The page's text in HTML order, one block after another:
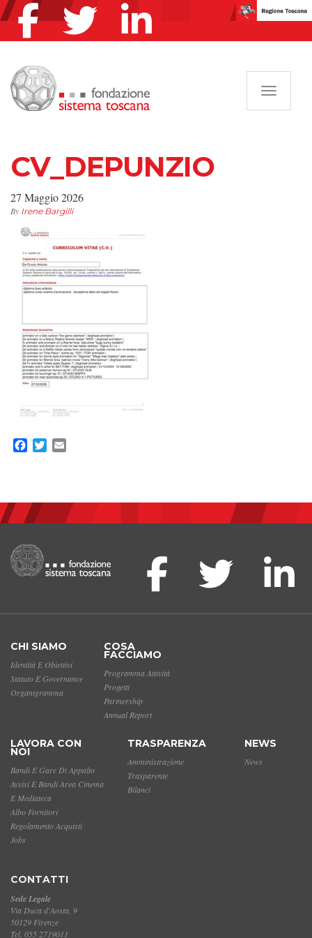
CV_DEPUNZIO
27 Maggio 2026
By Irene Bargilli
Facebook
Twitter
CHI SIAMO
Identità E Obiettivi
Statuto E Governance
Organigramma
COSA
FACCIAMO
Programma Attività
Progetti
Partnership
Annual Report
LAVORA CON
NOI
Bandi E Gare Di Appalto
Avvisi E Bandi Area Cinema
E Mediateca
Albo Fornitori
Regolamento Acquisti
Jobs
TRASPARENZA
Amministrazione
Trasparente
Bilanci
NEWS
News
CONTATTI
Sede Legale
Via Duca d'Aosta, 9
50129 Firenze
Tel. 055 2719011